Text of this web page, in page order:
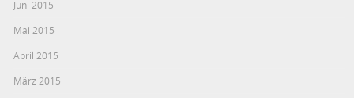
Juni 2015
Mai 2015
April 2015
März 2015